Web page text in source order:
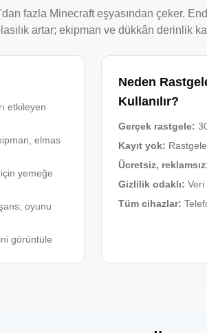
fazla Minecraft eşyasından çeker.
artar; ekipman ve dükkân derinlik
etkileyen
elmas
yemeğe
oyunu
görüntüle
Neden
Kullanılır?
Gerçek rastgele:
Kayıt yok:
Ücretsiz, reklamsız
Gizlilik odaklı: Veri
Tüm cihazlar: